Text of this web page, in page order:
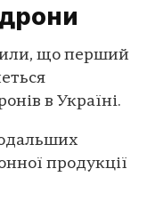
дрони
що перший
в Україні.
продукції